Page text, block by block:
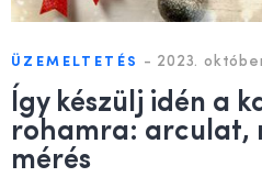
ÜZEMELTETÉS - 2023.
Így készülj idén a
rohamra: arculat,
mérés